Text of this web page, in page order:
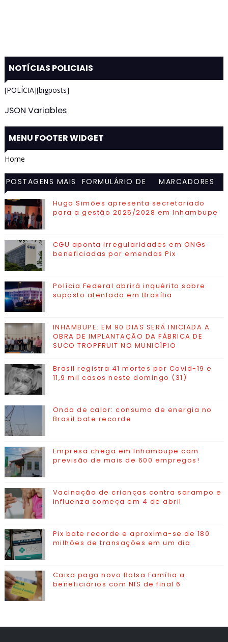
NOTÍCIAS POLICIAIS
[POLÍCIA][bigposts]
JSON Variables
MENU FOOTER WIDGET
Home
POSTAGENS MAIS
VISITADAS
FORMULÁRIO DE
MARCADORES
Hugo Simões apresenta secretariado
para a gestão 2025/2028 em Inhambupe
CGU aponta irregularidades em ONGs
beneficiadas por emendas Pix
Polícia Federal abrirá inquérito sobre
suposto atentado em Brasília
INHAMBUPE: EM 90 DIAS SERÁ INICIADA A
OBRA DE IMPLANTAÇÃO DA FÁBRICA DE
SUCO TROPFRUIT NO MUNICÍPIO
Brasil registra 41 mortes por Covid-19 e
11,9 mil casos neste domingo (31)
Onda de calor: consumo de energia no
Brasil bate recorde
Empresa chega em Inhambupe com
previsão de mais de 600 empregos!
Vacinação de crianças contra sarampo e
influenza começa em 4 de abril
Pix bate recorde e aproxima-se de 180
milhões de transações em um dia
Caixa paga novo Bolsa Família a
beneficiários com NIS de final 6